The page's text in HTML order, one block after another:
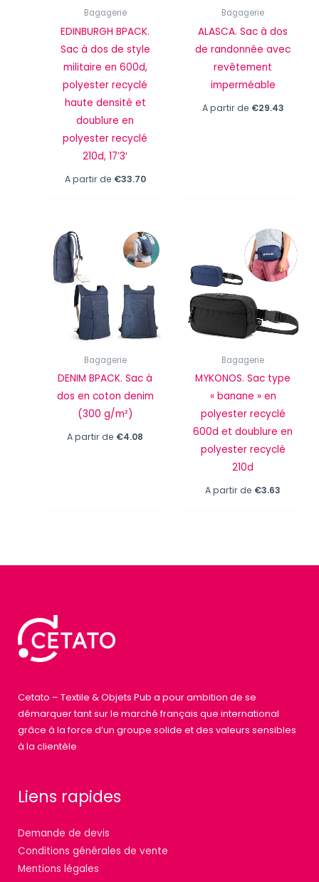
Bagagerie
EDINBURGH BPACK.
Sac à dos de style
militaire en 600d,
polyester recyclé
haute densité et
doublure en
polyester recyclé
210d, 17’3′
A partir de €33.70
Bagagerie
ALASCA. Sac à dos
de randonnée avec
revêtement
imperméable
A partir de €29.43
Bagagerie
DENIM BPACK. Sac à
dos en coton denim
(300 g/m²)
A partir de €4.08
Bagagerie
MYKONOS. Sac type
« banane » en
polyester recyclé
600d et doublure en
polyester recyclé
210d
A partir de €3.63
Cetato – Textile & Objets Pub a pour ambition de se
démarquer tant sur le marché français que international
grâce à la force d’un groupe solide et des valeurs sensibles
à la clientèle
Liens rapides
Demande de devis
Conditions générales de vente
Mentions légales